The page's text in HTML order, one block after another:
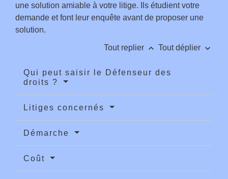
une solution amiable à votre litige. Ils étudient votre
demande et font leur enquête avant de proposer une
solution.
Tout replier keyboard_arrow_up Tout déplier keyboard_arrow_down
Qui peut saisir le Défenseur des
droits ?
Litiges concernés
Démarche
Coût